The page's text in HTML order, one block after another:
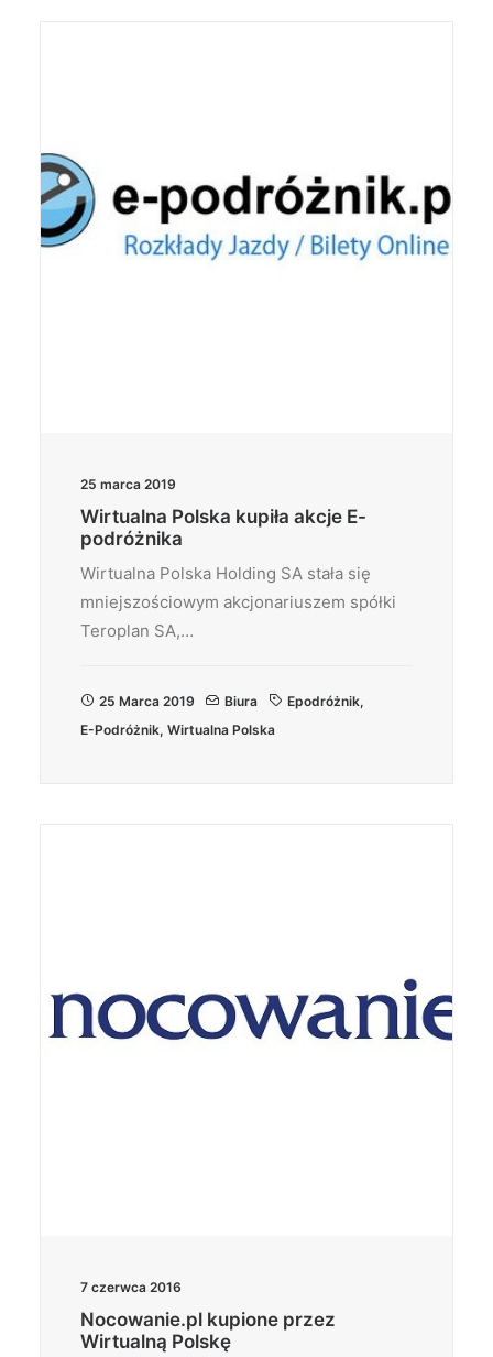
25 marca 2019
Wirtualna Polska kupiła akcje E-
podróżnika
Wirtualna Polska Holding SA stała się
mniejszościowym akcjonariuszem spółki
Teroplan SA,…
25 Marca 2019 Biura Epodróżnik,
E-Podróżnik, Wirtualna Polska
7 czerwca 2016
Nocowanie.pl kupione przez
Wirtualną Polskę